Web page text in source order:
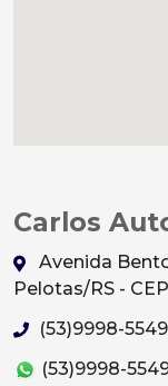
Carlos
Avenida
Pelotas/RS -
(53)9998-5549
(53)9998-